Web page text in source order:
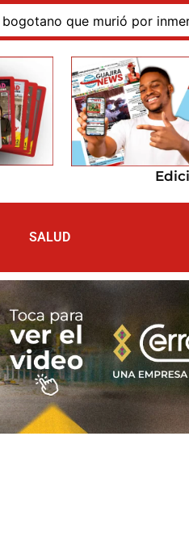
que murió por inmersión
SALUD